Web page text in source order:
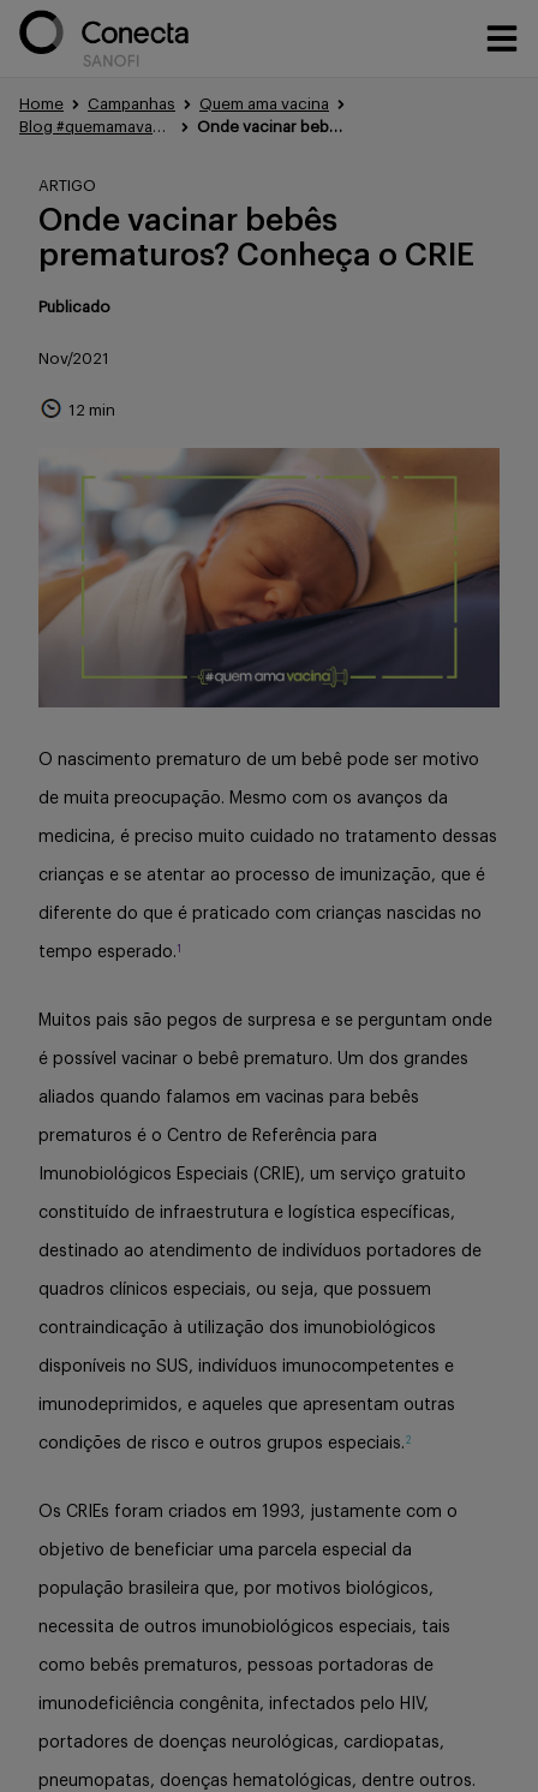
Conteúdos
Treinamentos
Serviços
Entrar
Buscar
Home Campanhas
Quem ama vacina
Blog #quemamavacina
Onde vacinar bebês prematuros? Conheça o CRIE
ARTIGO
Onde vacinar bebês
prematuros? Conheça o CRIE
Publicado
Nov/2021
12 min
O nascimento prematuro de um bebê pode ser motivo
de muita preocupação. Mesmo com os avanços da
medicina, é preciso muito cuidado no tratamento dessas
crianças e se atentar ao processo de imunização, que é
diferente do que é praticado com crianças nascidas no
tempo esperado. 1
Muitos pais são pegos de surpresa e se perguntam onde
é possível vacinar o bebê prematuro. Um dos grandes
aliados quando falamos em vacinas para bebês
prematuros é o Centro de Referência para
Imunobiológicos Especiais (CRIE), um serviço gratuito
constituído de infraestrutura e logística específicas,
destinado ao atendimento de indivíduos portadores de
quadros clínicos especiais, ou seja, que possuem
contraindicação à utilização dos imunobiológicos
disponíveis no SUS, indivíduos imunocompetentes e
imunodeprimidos, e aqueles que apresentam outras
condições de risco e outros grupos especiais. 2
Os CRIEs foram criados em 1993, justamente com o
objetivo de beneficiar uma parcela especial da
população brasileira que, por motivos biológicos,
necessita de outros imunobiológicos especiais, tais
como bebês prematuros, pessoas portadoras de
imunodeficiência congênita, infectados pelo HIV,
portadores de doenças neurológicas, cardiopatas,
pneumopatas, doenças hematológicas, dentre outros.